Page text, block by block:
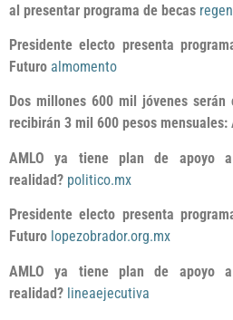
al presentar programa de becas
Presidente electo presenta
Futuro almomento
Dos millones 600 mil jóvenes
recibirán 3 mil 600 pesos mensuales:
AMLO ya tiene plan de apoyo
realidad? politico.mx
Presidente electo presenta
Futuro lopezobrador.org.mx
AMLO ya tiene plan de apoyo
realidad? lineaejecutiva